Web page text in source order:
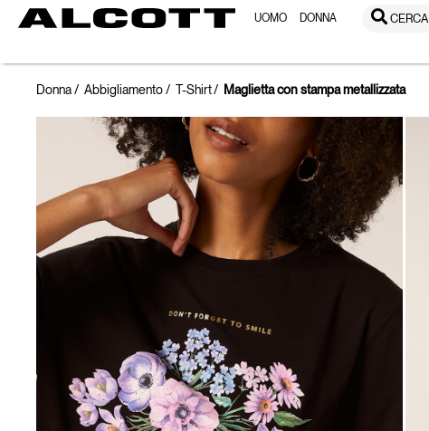
UOMO DONNA CERCA
Donna Abbigliamento T-Shirt Maglietta con stampa metallizzata